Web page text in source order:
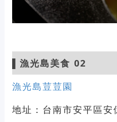
▌漁光島美食 02
漁光島荳荳園
地址：台南市安平區